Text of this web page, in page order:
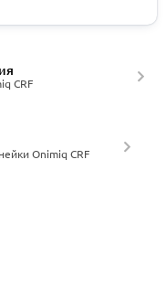
CRF
Onimiq CRF